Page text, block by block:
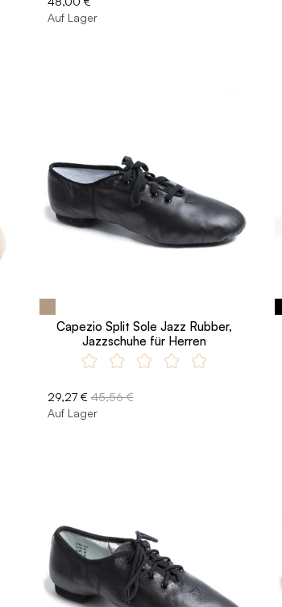
Auf Lager
Capezio Split Sole Jazz Rubber,
Jazzschuhe für Herren
29,27 € 45,56 €
Auf Lager